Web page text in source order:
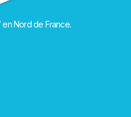
en Nord de France.